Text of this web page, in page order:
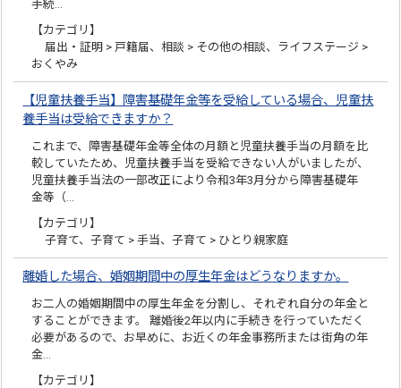
手続…
【カテゴリ】
届出・証明 > 戸籍届、相談 > その他の相談、ライフステージ >
おくやみ
【児童扶養手当】障害基礎年金等を受給している場合、児童扶
養手当は受給できますか？
これまで、障害基礎年金等全体の月額と児童扶養手当の月額を比
較していたため、児童扶養手当を受給できない人がいましたが、
児童扶養手当法の一部改正により令和3年3月分から障害基礎年
金等（…
【カテゴリ】
子育て、子育て > 手当、子育て > ひとり親家庭
離婚した場合、婚姻期間中の厚生年金はどうなりますか。
お二人の婚姻期間中の厚生年金を分割し、それぞれ自分の年金と
することができます。 離婚後2年以内に手続きを行っていただく
必要があるので、お早めに、お近くの年金事務所または街角の年
金…
【カテゴリ】